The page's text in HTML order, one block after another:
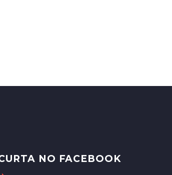
NO FACEBOOK